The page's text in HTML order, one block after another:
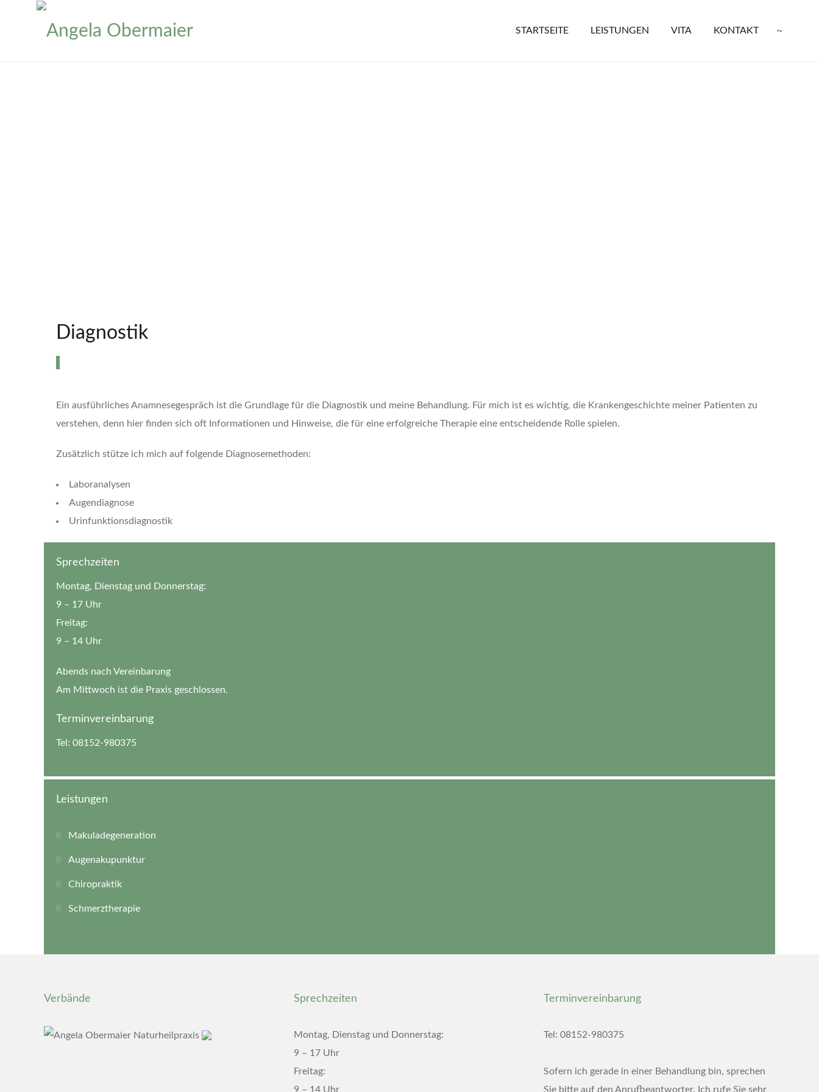
STARTSEITE LEISTUNGEN VITA KONTAKT
Diagnostik
Ein ausführliches Anamnesegespräch ist die Grundlage für die Diagnostik und meine Behandlung. Für mich ist es wichtig, die Krankengeschichte meiner Patienten zu
verstehen, denn hier finden sich oft Informationen und Hinweise, die für eine erfolgreiche Therapie eine entscheidende Rolle spielen.
Zusätzlich stütze ich mich auf folgende Diagnosemethoden:
Laboranalysen
Augendiagnose
Urinfunktionsdiagnostik
Sprechzeiten
Montag, Dienstag und Donnerstag:
9 – 17 Uhr
Freitag:
9 – 14 Uhr
Abends nach Vereinbarung
Am Mittwoch ist die Praxis geschlossen.
Terminvereinbarung
Tel: 08152-980375
Leistungen
Makuladegeneration
Augenakupunktur
Chiropraktik
Schmerztherapie
Verbände Sprechzeiten
Montag, Dienstag und Donnerstag:
9 – 17 Uhr
Freitag:
9 – 14 Uhr
Terminvereinbarung
Tel: 08152-980375
Sofern ich gerade in einer Behandlung bin, sprechen
Sie bitte auf den Anrufbeantworter. Ich rufe Sie sehr